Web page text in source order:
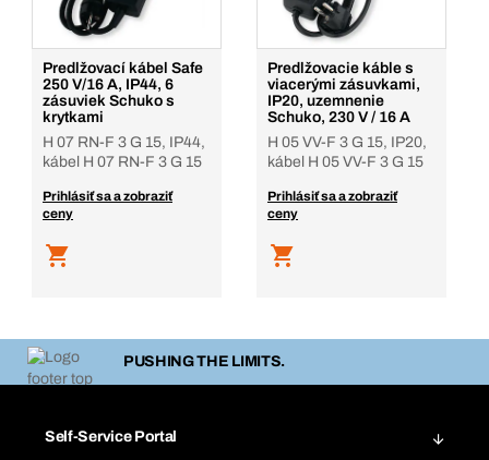
Predlžovací kábel Safe
250 V/16 A, IP44, 6
zásuviek Schuko s
krytkami
H 07 RN-F 3 G 15, IP44,
kábel H 07 RN-F 3 G 15
Prihlásiť sa a zobraziť
ceny
Predlžovacie káble s
viacerými zásuvkami,
IP20, uzemnenie
Schuko, 230 V / 16 A
H 05 VV-F 3 G 15, IP20,
kábel H 05 VV-F 3 G 15
Prihlásiť sa a zobraziť
ceny
PUSHING THE LIMITS.
Self-Service Portal